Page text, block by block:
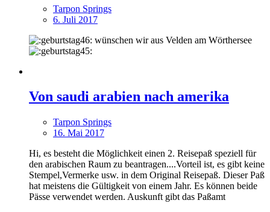
Tarpon Springs
6. Juli 2017
wünschen wir aus Velden am Wörthersee
Von saudi arabien nach amerika
Tarpon Springs
16. Mai 2017
Hi, es besteht die Möglichkeit einen 2. Reisepaß speziell für
den arabischen Raum zu beantragen....Vorteil ist, es gibt keine
Stempel,Vermerke usw. in dem Original Reisepaß. Dieser Paß
hat meistens die Gültigkeit von einem Jahr. Es können beide
Pässe verwendet werden. Auskunft gibt das Paßamt